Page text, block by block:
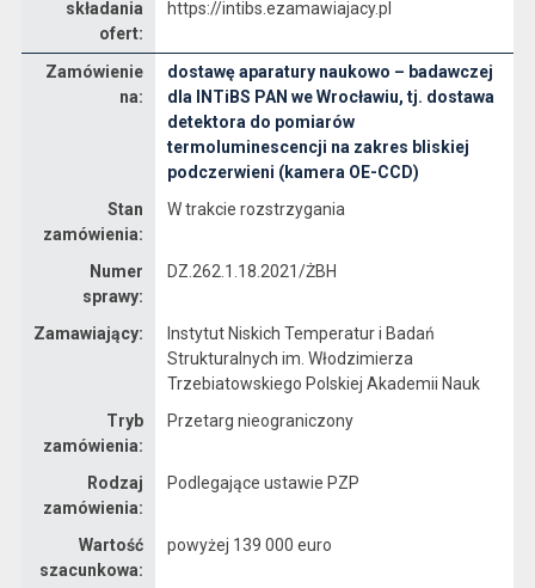
składania
ofert:
https://intibs.ezamawiajacy.pl
Zamówienie
na:
dostawę aparatury naukowo – badawczej
dla INTiBS PAN we Wrocławiu, tj. dostawa
detektora do pomiarów
termoluminescencji na zakres bliskiej
podczerwieni (kamera OE-CCD)
Stan
zamówienia:
W trakcie rozstrzygania
Numer
sprawy:
DZ.262.1.18.2021/ŻBH
Zamawiający:
Instytut Niskich Temperatur i Badań
Strukturalnych im. Włodzimierza
Trzebiatowskiego Polskiej Akademii Nauk
Tryb
zamówienia:
Przetarg nieograniczony
Rodzaj
zamówienia:
Podlegające ustawie PZP
Wartość
szacunkowa:
powyżej 139 000 euro